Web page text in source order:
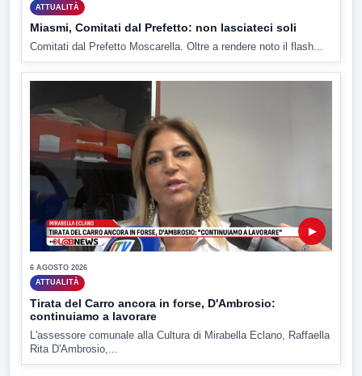
ATTUALITÀ
Miasmi, Comitati dal Prefetto: non lasciateci soli
Comitati dal Prefetto Moscarella. Oltre a rendere noto il flash...
▶
6 AGOSTO 2026
ATTUALITÀ
Tirata del Carro ancora in forse, D'Ambrosio:
continuiamo a lavorare
L'assessore comunale alla Cultura di Mirabella Eclano, Raffaella
Rita D'Ambrosio,...